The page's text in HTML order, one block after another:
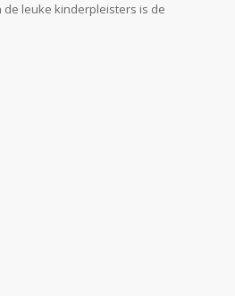
de leuke kinderpleisters is de